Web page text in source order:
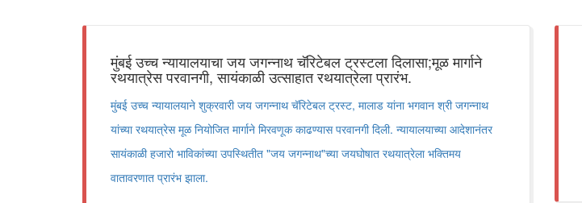
मुंबई उच्च न्यायालयाचा जय जगन्नाथ चॅरिटेबल ट्रस्टला दिलासा;मूळ मार्गाने
रथयात्रेस परवानगी, सायंकाळी उत्साहात रथयात्रेला प्रारंभ.
मुंबई उच्च न्यायालयाने शुक्रवारी जय जगन्नाथ चॅरिटेबल ट्रस्ट, मालाड यांना भगवान श्री जगन्नाथ
यांच्या रथयात्रेस मूळ नियोजित मार्गाने मिरवणूक काढण्यास परवानगी दिली. न्यायालयाच्या आदेशानंतर
सायंकाळी हजारो भाविकांच्या उपस्थितीत "जय जगन्नाथ"च्या जयघोषात रथयात्रेला भक्तिमय
वातावरणात प्रारंभ झाला.